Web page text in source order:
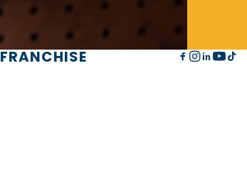
FRANCHISE